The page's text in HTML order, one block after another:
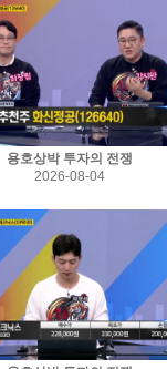
용호상박 투자의 전쟁
2026-08-04